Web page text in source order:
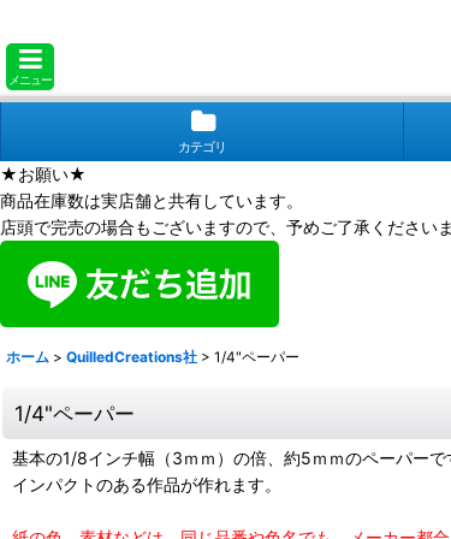
メニュー
カテゴリ
★お願い★
商品在庫数は実店舗と共有しています。
店頭で完売の場合もございますので、予めご了承ください
ホーム > QuilledCreations社 > 1/4"ペーパー
1/4"ペーパー
基本の1/8インチ幅（3ｍｍ）の倍、約5ｍｍのペーパーで
インパクトのある作品が作れます。